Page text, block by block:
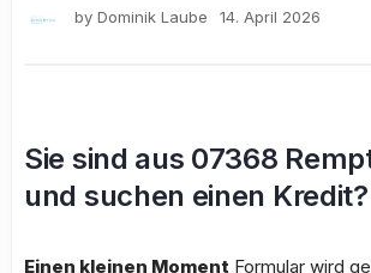
by Dominik Laube 14. April 2026
Sie sind aus 07368
und suchen einen Kredit?
Einen kleinen Moment Formular wird